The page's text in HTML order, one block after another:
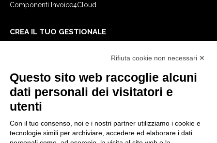
Componenti Invoice4Cloud
CREA IL TUO GESTIONALE
E-Book
Blog
NOTE LEGALI
Informative Privacy
Rifiuta cookie non necessari ✕
Questo sito web raccoglie alcuni
dati personali dei visitatori e
utenti
Con il tuo consenso, noi e i nostri partner utilizziamo i cookie e
tecnologie simili per archiviare, accedere ed elaborare i dati